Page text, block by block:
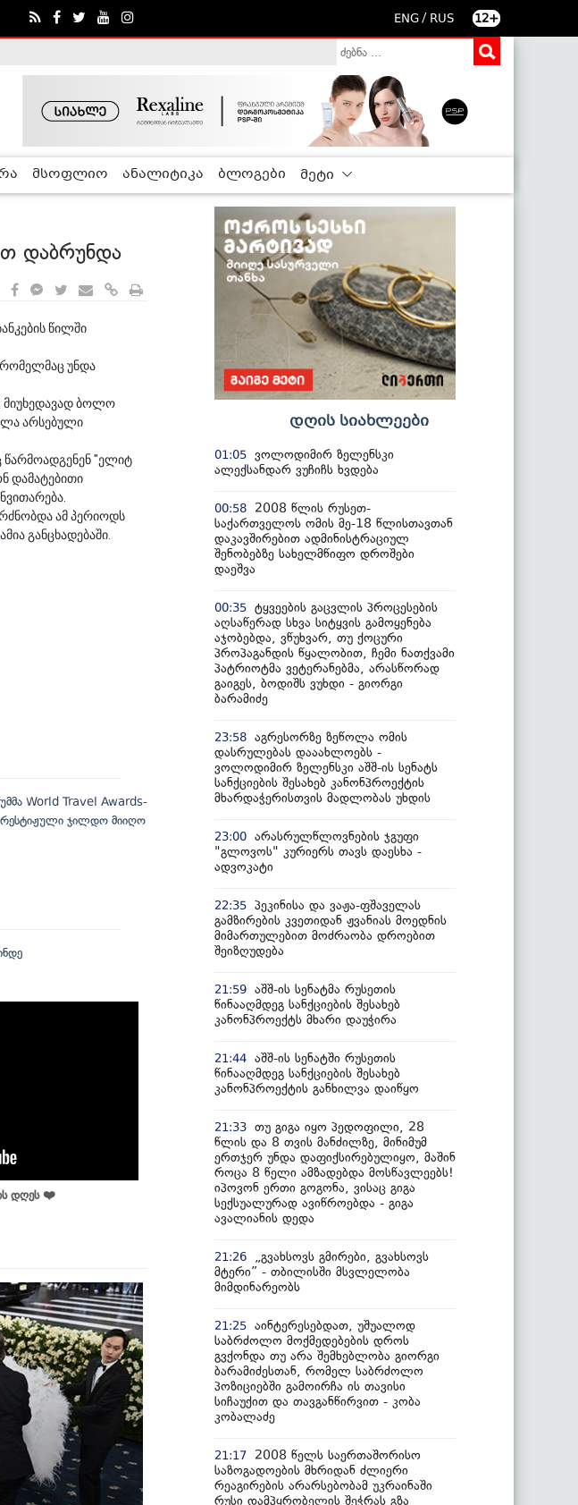
ENG / RUS 12+
მსოფლიო ანალიტიკა ბლოგები მეტი
დაბრუნდა
წილში
რომელმაც უნდა
მიუხედავად ბოლო
არსებული
წარმოადგენენ "ელიტ
დამატებითი
ამ პერიოდს
განცხადებაში.
World Travel Awards-
ჯილდო მიიღო
დღეს ❤️
დღის სიახლეები
01:05 ვოლოდიმირ ზელენსკი
ალექსანდარ ვუჩიჩს ხვდება
00:58
2008 წლის რუსეთ-
საქართველოს ომის მე-18 წლისთავთან
დაკავშირებით ადმინისტრაციულ
შენობებზე სახელმწიფო დროშები
დაეშვა
00:35 ტყვეების გაცვლის პროცესების
აღსაწერად სხვა სიტყვის გამოყენება
აჯობებდა, ვწუხვარ, თუ ქოცური
პროპაგანდის წყალობით, ჩემი ნათქვამი
პატრიოტმა ვეტერანებმა, არასწორად
გაიგეს, ბოდიშს ვუხდი - გიორგი
ბარამიძე
23:58 აგრესორზე ზეწოლა ომის
დასრულებას დააახლოებს -
ვოლოდიმირ ზელენსკი აშშ-ის სენატს
სანქციების შესახებ კანონპროექტის
მხარდაჭერისთვის მადლობას უხდის
23:00 არასრულწლოვნების ჯგუფი
"გლოვოს" კურიერს თავს დაესხა -
ადვოკატი
22:35 პეკინისა და ვაჟა-ფშაველას
გამზირების კვეთიდან ჟვანიას მოედნის
მიმართულებით მოძრაობა დროებით
შეიზღუდება
21:59 აშშ-ის სენატმა რუსეთის
წინააღმდეგ სანქციების შესახებ
კანონპროექტს მხარი დაუჭირა
21:44 აშშ-ის სენატში რუსეთის
წინააღმდეგ სანქციების შესახებ
კანონპროექტის განხილვა დაიწყო
21:33 თუ გიგა იყო პედოფილი, 28
წლის და 8 თვის მანძილზე, მინიმუმ
ერთჯერ უნდა დაფიქსირებულიყო, მაშინ
როცა 8 წელი ამზადებდა მოსწავლეებს!
იპოვონ ერთი გოგონა, ვისაც გიგა
სექსუალურად ავიწროებდა - გიგა
ავალიანის დედა
21:26
„გვახსოვს გმირები, გვახსოვს
მტერი” - თბილისში მსვლელობა
მიმდინარეობს
21:25 აინტერესებდათ, უშუალოდ
საბრძოლო მოქმედებების დროს
გვქონდა თუ არა შემხებლობა გიორგი
ბარამიძესთან, რომელ საბრძოლო
პოზიციებში გამოირჩა ის თავისი
სიჩაუქით და თავგანწირვით - კობა
კობალაძე
21:17
2008 წელს საერთაშორისო
საზოგადოების მხრიდან ძლიერი
რეაგირების არარსებობამ უკრაინაში
რუსი დამპყრობელის შეჭრას გზა